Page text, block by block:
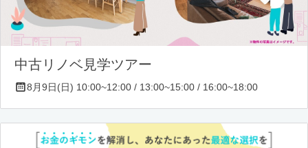
中古リノベ見学ツアー
8月9日(日) 10:00~12:00 / 13:00~15:00 / 16:00~18:00